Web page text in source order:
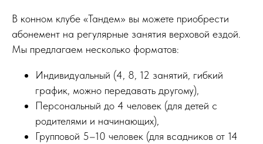
В конном клубе «Тандем» вы можете приобрести
абонемент на регулярные занятия верховой ездой.
Мы предлагаем несколько форматов:
Индивидуальный (4, 8, 12 занятий, гибкий
график, можно передавать другому),
Персональный до 4 человек (для детей с
родителями и начинающих),
Групповой 5–10 человек (для всадников от 14